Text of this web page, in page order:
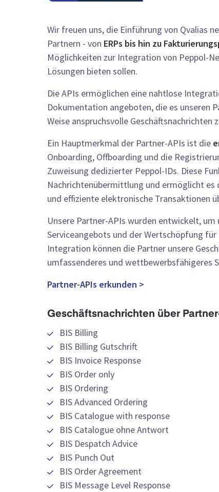
Wir freuen uns, die Einführung von Qvalias
Partnern - von ERPs bis hin zu
Möglichkeiten zur Integration von Peppol-
Lösungen bieten sollen.
Die APIs ermöglichen eine nahtlose
Dokumentation angeboten, die es unseren
Weise anspruchsvolle Geschäftsnachrichten
Ein Hauptmerkmal der Partner-APIs ist die
Onboarding, Offboarding und die
Zuweisung dedizierter Peppol-IDs. Diese
Nachrichtenübermittlung und ermöglicht
und effiziente elektronische Transaktionen
Unsere Partner-APIs wurden entwickelt,
Serviceangebots und der Wertschöpfung
Integration können die Partner unsere
umfassenderes und wettbewerbsfähigeres
Partner-APIs erkunden >
Geschäftsnachrichten über
BIS Billing
BIS Billing Gutschrift
BIS Invoice Response
BIS Order only
BIS Ordering
BIS Advanced Ordering
BIS Catalogue with response
BIS Catalogue ohne Antwort
BIS Despatch Advice
BIS Punch Out
BIS Order Agreement
BIS Message Level Response